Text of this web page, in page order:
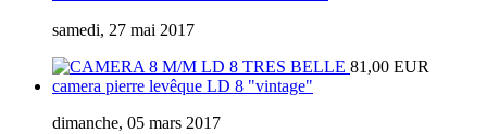
samedi, 27 mai 2017
81,00 EUR
camera pierre levêque LD 8 "vintage"
dimanche, 05 mars 2017